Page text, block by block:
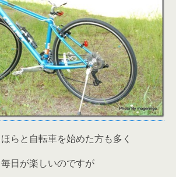
らと自転車を始めた方も多く
日が楽しいのですが